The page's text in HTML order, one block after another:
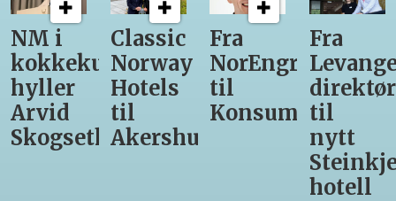
Classic
Norway
Hotels
til
Akershus
Fra
NorEngros
til
Konsumgruppen
Fra
Levanger-
direktør
til
Steinkjer-
12
får
være
med
Asko